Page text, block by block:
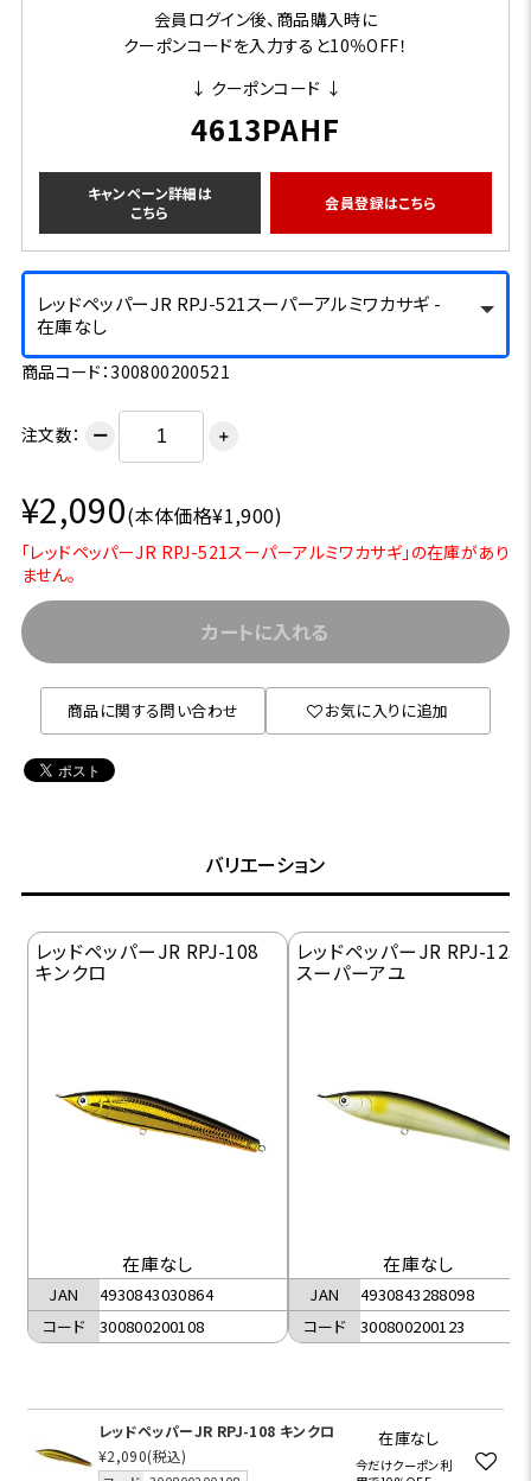
会員ログイン後、商品購入時に
クーポンコードを入力すると10％OFF！
↓ クーポンコード ↓
4613PAHF
キャンペーン詳細は
こちら
会員登録はこちら
レッドペッパーJR RPJ-521スーパーアルミワカサギ -
在庫なし
商品コード：300800200521
注文数： ー ＋
¥2,090(本体価格¥1,900)
「レッドペッパーJR RPJ-521スーパーアルミワカサギ」の在庫があり
ません。
カートに入れる
商品に関する問い合わせ お気に入りに追加
バリエーション
レッドペッパーJR RPJ-108
キンクロ
在庫なし
JAN
4930843030864
コード
300800200108
レッドペッパーJR RPJ-123
スーパーアユ
在庫なし
JAN
4930843288098
コード
300800200123
レッドペッパーJR RPJ-108 キンクロ
¥2,090(税込)
在庫なし
今だけクーポン利